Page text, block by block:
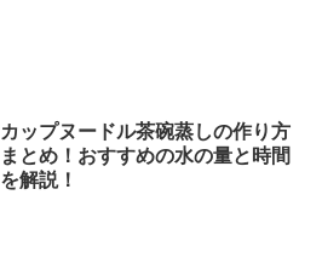
カップヌードル茶碗蒸しの作り方
まとめ！おすすめの水の量と時間
を解説！